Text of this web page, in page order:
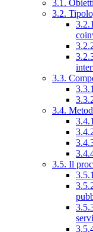
3.1.
3.2.
3.3.
3.4.
3.5. Il